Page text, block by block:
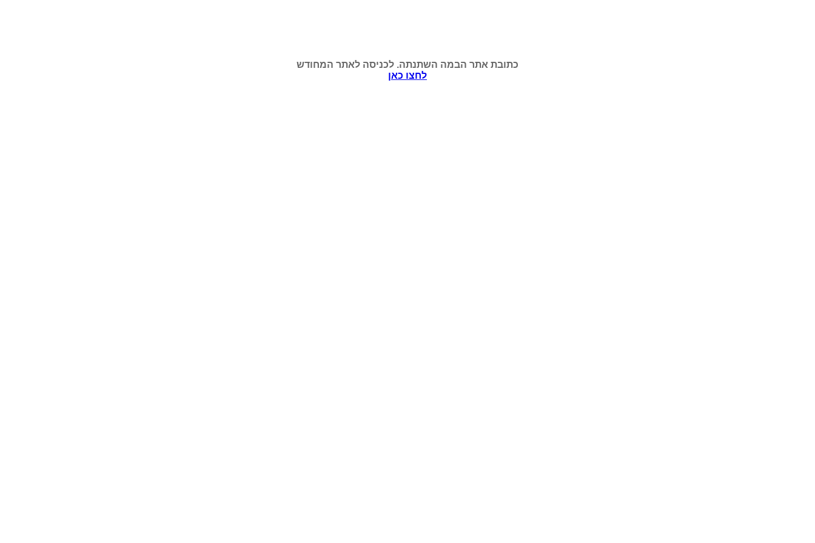
כתובת אתר הבמה השתנתה. לכניסה לאתר המחודש
לחצו כאן